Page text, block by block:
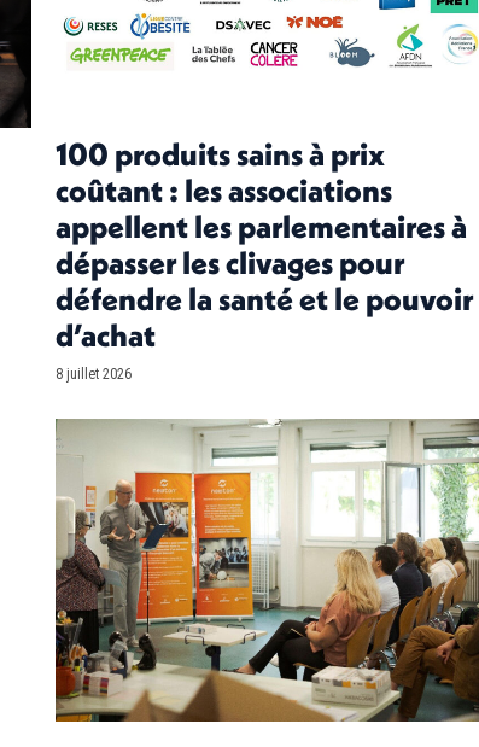
100 produits sains à prix
coûtant : les associations
appellent les parlementaires à
dépasser les clivages pour
défendre la santé et le pouvoir
d’achat
8 juillet 2026